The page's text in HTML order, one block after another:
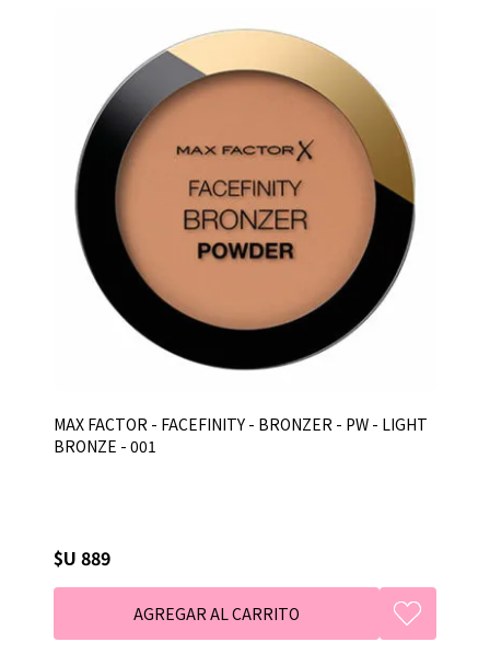
MAX FACTOR - FACEFINITY - BRONZER - PW - LIGHT
BRONZE - 001
$U 889